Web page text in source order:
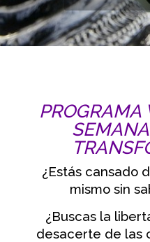
PROGRAMA
¿Estás cansado
mismo sin
¿Buscas la
desacerte de las